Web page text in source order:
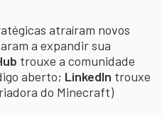
atraíram novos
a expandir sua
trouxe a comunidade
aberto; LinkedIn trouxe
do Minecraft)